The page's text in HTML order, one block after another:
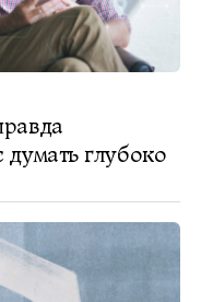
думать глубоко